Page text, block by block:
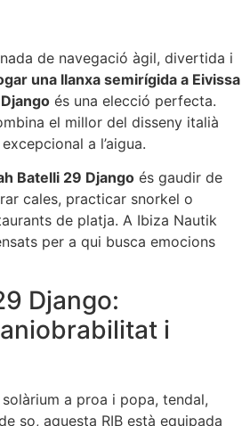
de navegació àgil, divertida i
una llanxa semirígida a Eivissa
és una elecció perfecta.
el millor del disseny italià
a l’aigua.
Batelli 29 Django és gaudir de
cales, practicar snorkel o
de platja. A Ibiza Nautik
per a qui busca emocions
Django:
i
a proa i popa, tendal,
so, aquesta RIB està equipada